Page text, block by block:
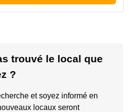
trouvé le local que
?
et soyez informé en
locaux seront